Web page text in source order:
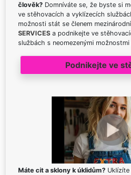
člověk? Domníváte se, že byste si
ve stěhovacích a vyklízecích
možnosti stát se členem
SERVICES a podnikejte ve
službách s neomezenými
Podnikejte ve
Máte cit a sklony k úklidům?